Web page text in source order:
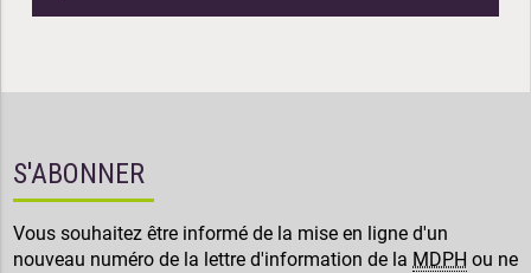
S'ABONNER
Vous souhaitez être informé de la mise en ligne d'un
nouveau numéro de la lettre d'information de la MDPH ou ne